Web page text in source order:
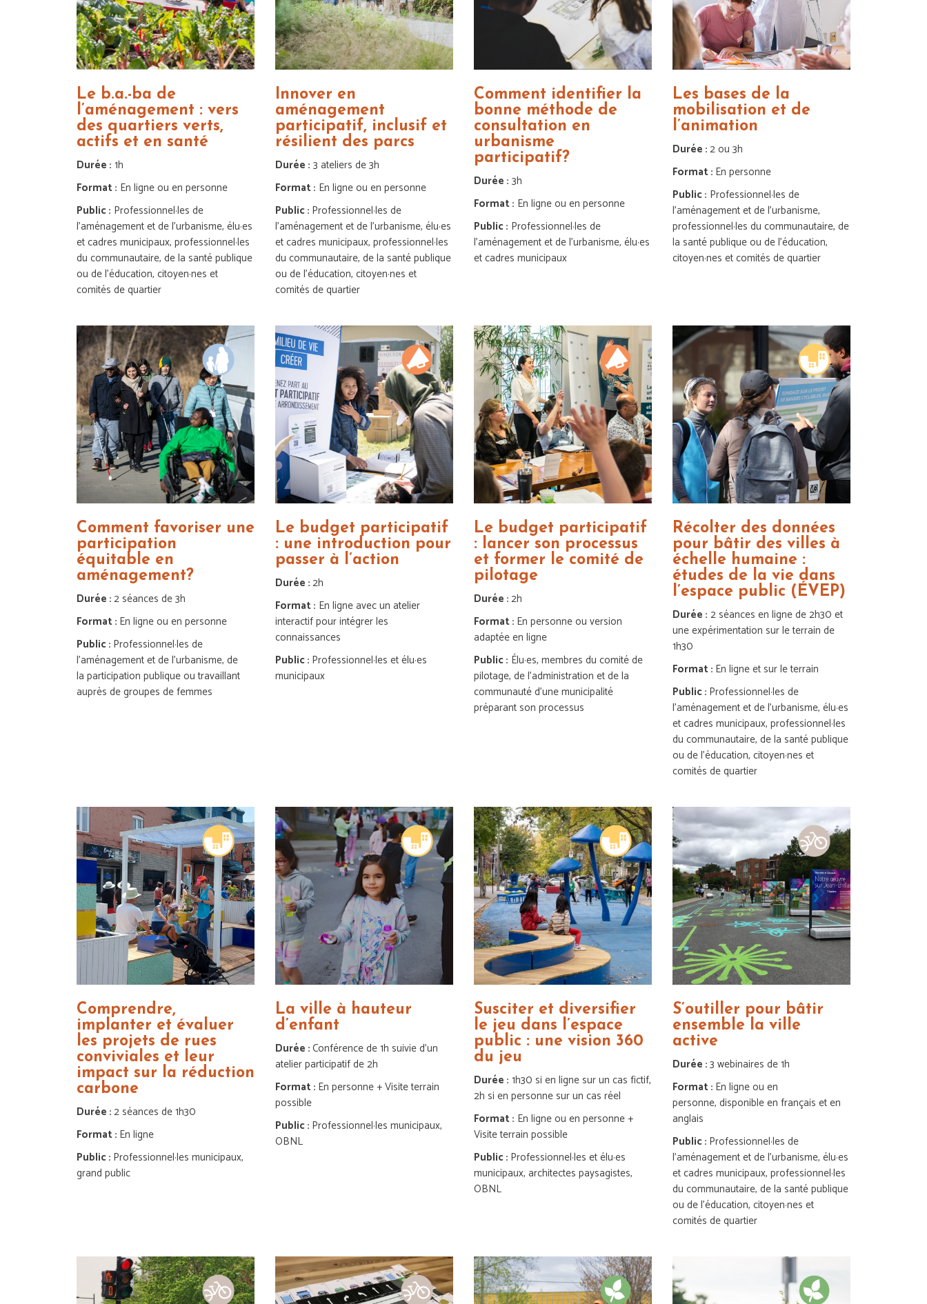
Le b.a.-ba de
l’aménagement : vers
des quartiers verts,
actifs et en santé
Durée : 1h
Format : En ligne ou en personne
Public : Professionnel·les de
l’aménagement et de l’urbanisme, élu·es
et cadres municipaux, professionnel·les
du communautaire, de la santé publique
ou de l’éducation, citoyen·nes et
comités de quartier
Innover en
aménagement
participatif, inclusif et
résilient des parcs
Durée : 3 ateliers de 3h
Format : En ligne ou en personne
Public : Professionnel·les de
l’aménagement et de l’urbanisme, élu·es
et cadres municipaux, professionnel·les
du communautaire, de la santé publique
ou de l’éducation, citoyen·nes et
comités de quartier
Comment identifier la
bonne méthode de
consultation en
urbanisme
participatif?
Durée : 3h
Format : En ligne ou en personne
Public : Professionnel·les de
l’aménagement et de l’urbanisme, élu·es
et cadres municipaux
Les bases de la
mobilisation et de
l’animation
Durée :2 ou 3h
Format : En personne
Public : Professionnel·les de
l’aménagement et de l’urbanisme,
professionnel·les du communautaire, de
la santé publique ou de l’éducation,
citoyen·nes et comités de quartier
Comment favoriser une
participation
équitable en
aménagement?
Durée :2 séances de 3h
Format : En ligne ou en personne
Public : Professionnel·les de
l’aménagement et de l’urbanisme, de
la participation publique ou travaillant
auprès de groupes de femmes
Le budget participatif
: une introduction pour
passer à l’action
Durée :2h
Format : En ligne avec un atelier
interactif pour intégrer les
connaissances
Public : Professionnel·les et élu·es
municipaux
Le budget participatif
: lancer son processus
et former le comité de
pilotage
Durée :2h
Format : En personne ou version
adaptée en ligne
Public : Élu·es, membres du comité de
pilotage, de l’administration et de la
communauté d’une municipalité
préparant son processus
Récolter des données
pour bâtir des villes à
échelle humaine :
études de la vie dans
l’espace public (ÉVEP)
Durée : 2 séances en ligne de 2h30 et
une expérimentation sur le terrain de
1h30
Format : En ligne et sur le terrain
Public : Professionnel·les de
l’aménagement et de l’urbanisme, élu·es
et cadres municipaux, professionnel·les
du communautaire, de la santé publique
ou de l’éducation, citoyen·nes et
comités de quartier
Comprendre,
implanter et évaluer
les projets de rues
conviviales et leur
impact sur la réduction
carbone
Durée :2 séances de 1h30
Format : En ligne
Public : Professionnel·les municipaux,
grand public
La ville à hauteur
d’enfant
Durée :Conférence de 1h suivie d’un
atelier participatif de 2h
Format : En personne + Visite terrain
possible
Public : Professionnel·les municipaux,
OBNL
Susciter et diversifier
le jeu dans l’espace
public : une vision 360
du jeu
Durée : 1h30 si en ligne sur un cas fictif,
2h si en personne sur un cas réel
Format : En ligne ou en personne +
Visite terrain possible
Public : Professionnel·les et élu·es
municipaux, architectes paysagistes,
OBNL
S’outiller pour bâtir
ensemble la ville
active
Durée :3 webinaires de 1h
Format : En ligne ou en
personne, disponible en français et en
anglais
Public : Professionnel·les de
l’aménagement et de l’urbanisme, élu·es
et cadres municipaux, professionnel·les
du communautaire, de la santé publique
ou de l’éducation, citoyen·nes et
comités de quartier